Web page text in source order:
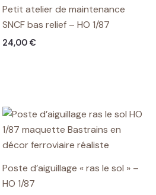
Petit atelier de maintenance
SNCF bas relief – HO 1/87
24,00 €
Poste d’aiguillage « ras le sol » –
HO 1/87